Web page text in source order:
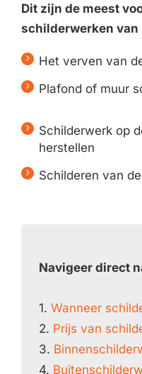
Dit zijn de meest
schilderwerken
Het verven van
Plafond of muur
Schilderwerk op
herstellen
Schilderen van
Navigeer direct
1. Wanneer
2. Prijs van
3.
4.